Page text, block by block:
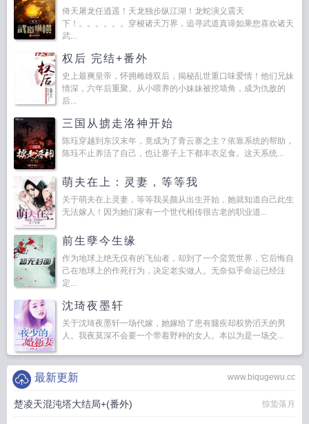
倚天屠龙任逍遥！天龙独步纵江湖！龙蛇演义震天
下！。。。。。。穿梭诸天万界，追寻武道真谛如果您喜欢诸天
武...
权后 完结+番外
史上最爽皇帝，怀拥雌雄双后，揭秘乱世重口味爱情！他们兄妹
情深，六年后重聚。从小喂养的小妹妹被挖墙角，成为仇敌的
后...
三国从掳走洛神开始
陈珏穿越到东汉末年，竟成为了青云寨之主？依靠系统的帮助，
陈珏不止养活了自己，也让寨子上下都丰衣足食。这天系统...
萌夫在上：灵妻，等等我
关于萌夫在上灵妻，等等我吴颜从出生开始，她就知道自己此生
无法嫁人！因为她们家有一个世代相传很古老的职业道...
前生孽今生缘
作为地球上绝无仅有的飞仙者，却到了一个蛮荒世界，它后悔自
己在地球上的作死行为，决定老实做人。无奈似乎命运已经注
定...
沈琦夜墨轩
关于沈琦夜墨轩一场代嫁，她嫁给了患有腿疾却权势滔天的男
人。我夜莫深不会要一个带着野种的女人。本以为是一场交...
www.biqugewu.cc
最新更新
楚凌天混沌塔大结局+(番外) 惊蛰落月